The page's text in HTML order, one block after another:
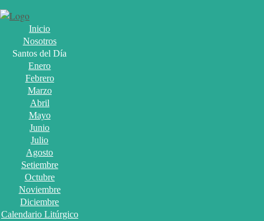
Inicio
Nosotros
Santos del Día
Enero
Febrero
Marzo
Abril
Mayo
Junio
Julio
Agosto
Setiembre
Octubre
Noviembre
Diciembre
Calendario Litúrgico